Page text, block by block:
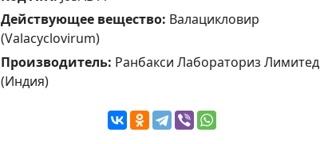
Действующее вещество: Валацикловир
(Valacyclovirum)
Производитель: Ранбакси Лабораториз Лимитед
(Индия)